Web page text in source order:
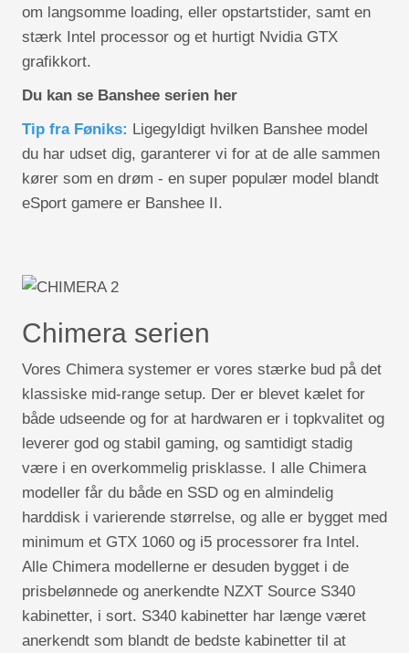
om langsomme loading, eller opstartstider, samt en
stærk Intel processor og et hurtigt Nvidia GTX
grafikkort.
Du kan se Banshee serien her
Tip fra Føniks: Ligegyldigt hvilken Banshee model
du har udset dig, garanterer vi for at de alle sammen
kører som en drøm - en super populær model blandt
eSport gamere er Banshee II.
Chimera serien
Vores Chimera systemer er vores stærke bud på det
klassiske mid-range setup. Der er blevet kælet for
både udseende og for at hardwaren er i topkvalitet og
leverer god og stabil gaming, og samtidigt stadig
være i en overkommelig prisklasse. I alle Chimera
modeller får du både en SSD og en almindelig
harddisk i varierende størrelse, og alle er bygget med
minimum et GTX 1060 og i5 processorer fra Intel.
Alle Chimera modellerne er desuden bygget i de
prisbelønnede og anerkendte NZXT Source S340
kabinetter, i sort. S340 kabinetter har længe været
anerkendt som blandt de bedste kabinetter til at